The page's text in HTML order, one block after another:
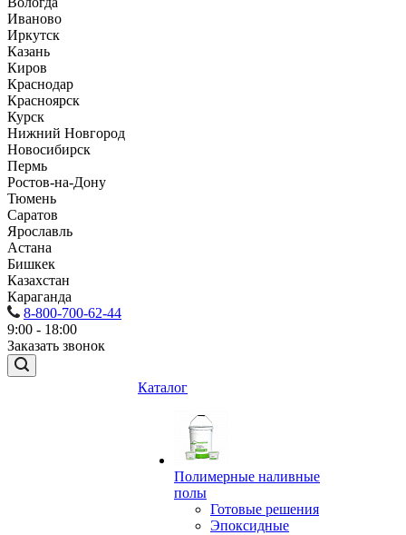
Иваново
Иркутск
Казань
Киров
Краснодар
Красноярск
Курск
Нижний Новгород
Новосибирск
Пермь
Ростов-на-Дону
Тюмень
Саратов
Ярославль
Астана
Бишкек
Казахстан
Караганда
8-800-700-62-44
9:00 - 18:00
Заказать звонок
Каталог
Полимерные наливные
полы
Готовые решения
Эпоксидные